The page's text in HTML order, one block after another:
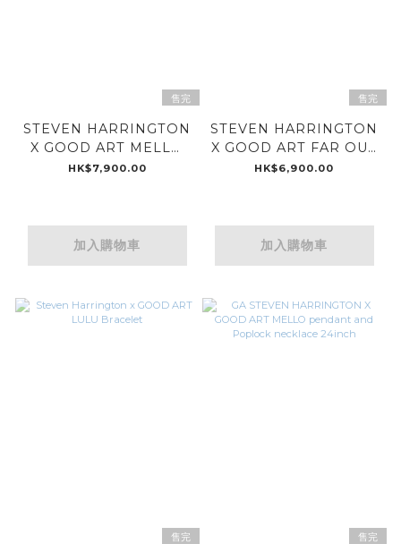
售完
STEVEN HARRINGTON
X GOOD ART MELLO
BONES PENDANT
HK$7,900.00
加入購物車
售完
STEVEN HARRINGTON
X GOOD ART FAR OUT
BRACELET | STERLING
HK$6,900.00
加入購物車
售完 售完